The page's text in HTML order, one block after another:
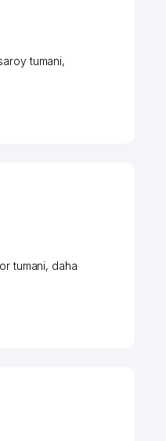
tumani,
tumani, daha